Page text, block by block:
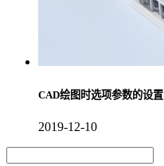
CAD绘图时选项参数的设置
2019-12-10